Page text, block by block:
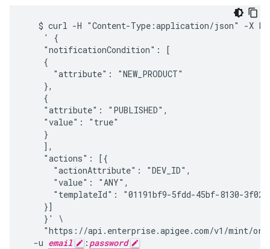
$ curl -H "Content-Type:application/json" -X
    ' {
    "notificationCondition": [
    {
      "attribute": "NEW_PRODUCT"
    },
    {
    "attribute": "PUBLISHED",
    "value": "true"
    }
    ],
    "actions": [{
      "actionAttribute": "DEV_ID",
      "value": "ANY",
"templateId": "01191bf9-5fdd-45bf-8130-
    }]
    }' \
"https://api.enterprise.apigee.com/v1/mint/
  -u
email : password